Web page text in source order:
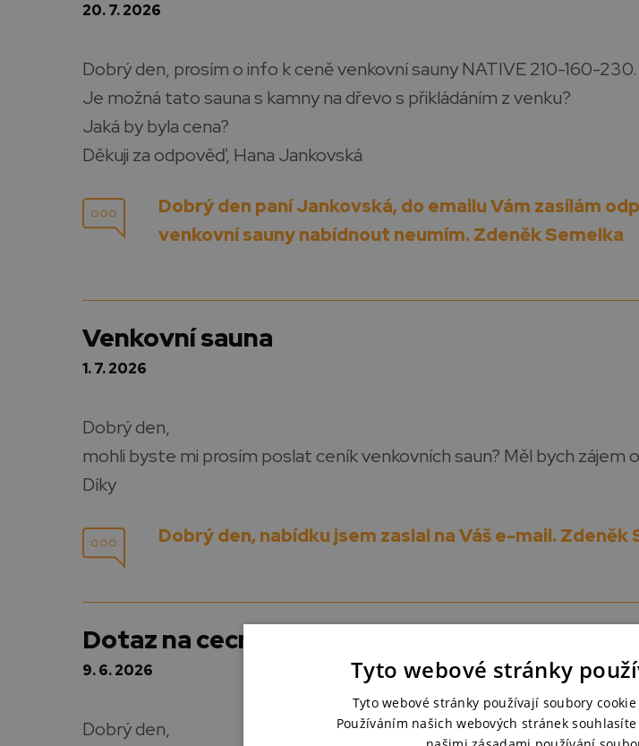
20. 7. 2026
Dobrý den, prosím o info k ceně venkovní sauny NATIVE 210-160-230.
Je možná tato sauna s kamny na dřevo s přikládáním z venku?
Jaká by byla cena?
Děkuji za odpověď, Hana Jankovská
Dobrý den paní Jankovská, do emailu Vám zasílám
venkovní sauny nabídnout neumím. Zdeněk Semelka
venkovní sauna
1. 7. 2026
Dobrý den,
mohli byste mi prosím poslat ceník venkovních saun? Měl bych
Díky
Dobrý den, nabídku jsem zaslal na Váš e-mail. Zdeněk
Dotaz na cecny saun
9. 6. 2026
Dobrý den,
Tyto webové stránky
Tyto webové stránky používají soubory
Používáním našich webových stránek